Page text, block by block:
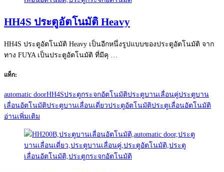
HH4S ประตูอัตโนมัติ Heavy
HH4S ประตูอัตโนมัติ Heavy เป็นอีกหนึ่งรูปแบบของประตูอัตโนมัติ จาก
ทาง FUYA เป็นประตูอัตโนมัติ ที่มีคุ …
แท็ก:
automatic doorHH4Sประตูกระจกอัตโนมัติประตูบานเลื่อนคู่ประตูบาน
เลื่อนอัตโนมัติประตูบานเลื่อนเดี่ยวประตูอัตโนมัติประตูเลื่อนอัตโนมัติ
อ่านเพิ่มเติม